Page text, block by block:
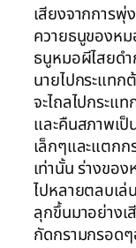
เสียงจากการพุ่
ควายธนูของห
ธนูหมอผีไสยดำ
นายไปกระแทก
จะไถลไปกระแ
และคืนสภาพเ
เล็กๆและแตกก
เท่านั้น ร่างขอ
ไปหลายตลบเ
ลุกขึ้นมาอย่างเ
กัดกรามกรอดๆ